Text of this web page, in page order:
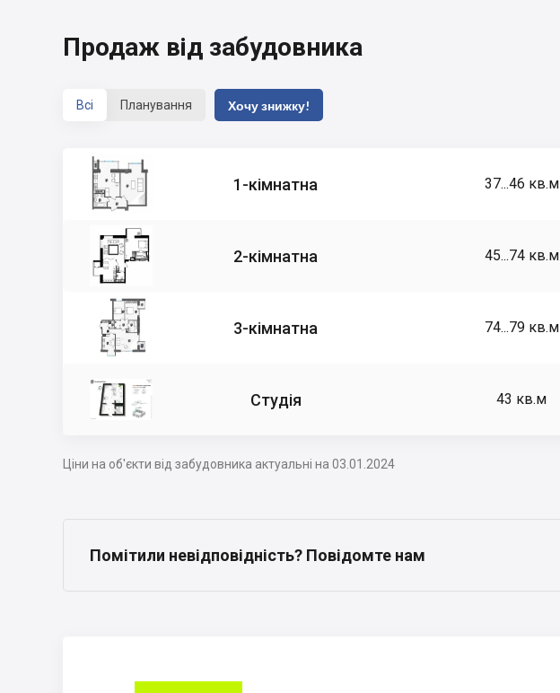
Продаж від забудовника
Всі Планування Хочу знижку!
1-кімнатна 37...46 кв.м
2-кімнатна 45...74 кв.м
3-кімнатна 74...79 кв.м
Студія 43 кв.м
Ціни на об'єкти від забудовника актуальні на 03.01.2024
Помітили невідповідність? Повідомте нам